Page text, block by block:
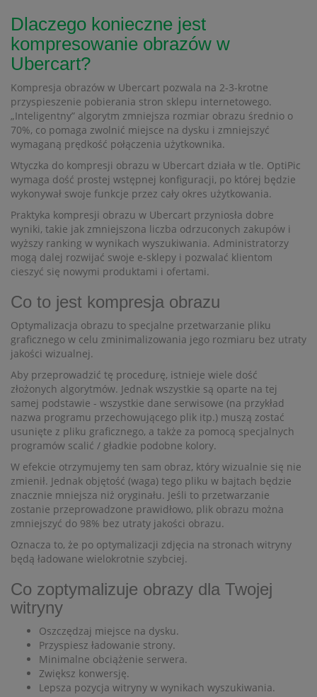
Dlaczego konieczne jest
kompresowanie obrazów w
Ubercart?
Kompresja obrazów w Ubercart pozwala na 2-3-krotne
przyspieszenie pobierania stron sklepu internetowego.
„Inteligentny” algorytm zmniejsza rozmiar obrazu średnio o
70%, co pomaga zwolnić miejsce na dysku i zmniejszyć
wymaganą prędkość połączenia użytkownika.
Wtyczka do kompresji obrazu w Ubercart działa w tle. OptiPic
wymaga dość prostej wstępnej konfiguracji, po której będzie
wykonywał swoje funkcje przez cały okres użytkowania.
Praktyka kompresji obrazu w Ubercart przyniosła dobre
wyniki, takie jak zmniejszona liczba odrzuconych zakupów i
wyższy ranking w wynikach wyszukiwania. Administratorzy
mogą dalej rozwijać swoje e-sklepy i pozwalać klientom
cieszyć się nowymi produktami i ofertami.
Co to jest kompresja obrazu
Optymalizacja obrazu to specjalne przetwarzanie pliku
graficznego w celu zminimalizowania jego rozmiaru bez utraty
jakości wizualnej.
Aby przeprowadzić tę procedurę, istnieje wiele dość
złożonych algorytmów. Jednak wszystkie są oparte na tej
samej podstawie - wszystkie dane serwisowe (na przykład
nazwa programu przechowującego plik itp.) muszą zostać
usunięte z pliku graficznego, a także za pomocą specjalnych
programów scalić / gładkie podobne kolory.
W efekcie otrzymujemy ten sam obraz, który wizualnie się nie
zmienił. Jednak objętość (waga) tego pliku w bajtach będzie
znacznie mniejsza niż oryginału. Jeśli to przetwarzanie
zostanie przeprowadzone prawidłowo, plik obrazu można
zmniejszyć do 98% bez utraty jakości obrazu.
Oznacza to, że po optymalizacji zdjęcia na stronach witryny
będą ładowane wielokrotnie szybciej.
Co zoptymalizuje obrazy dla Twojej
witryny
Oszczędzaj miejsce na dysku.
Przyspiesz ładowanie strony.
Minimalne obciążenie serwera.
Zwiększ konwersję.
Lepsza pozycja witryny w wynikach wyszukiwania.